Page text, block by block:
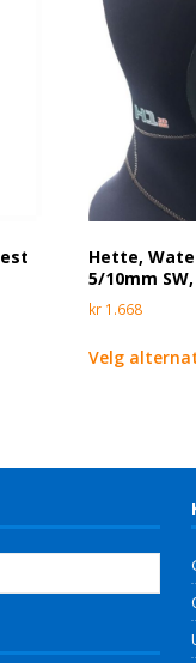
Hette,
5/10mm
kr 1.668
Velg